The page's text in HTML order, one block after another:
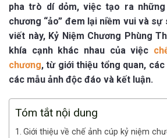
pha trò dí dỏm, việc tạo ra
chương “ảo” đem lại niềm vui và
viết này, Kỷ Niệm Chương Phùng
khía cạnh khác nhau của việc
chương, từ giới thiệu tổng quan,
các mẫu ảnh độc đáo và kết luận.
Tóm tắt nội dung
Giới thiệu về chế ảnh cúp kỷ niệm